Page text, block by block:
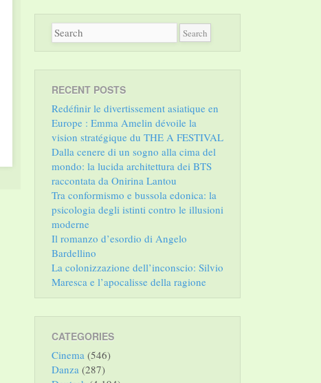
RECENT POSTS
Redéfinir le divertissement asiatique en
Europe : Emma Amelin dévoile la
vision stratégique du THE A FESTIVAL
Dalla cenere di un sogno alla cima del
mondo: la lucida architettura dei BTS
raccontata da Onirina Lantou
Tra conformismo e bussola edonica: la
psicologia degli istinti contro le illusioni
moderne
Il romanzo d’esordio di Angelo
Bardellino
La colonizzazione dell’inconscio: Silvio
Maresca e l’apocalisse della ragione
CATEGORIES
Cinema (546)
Danza (287)